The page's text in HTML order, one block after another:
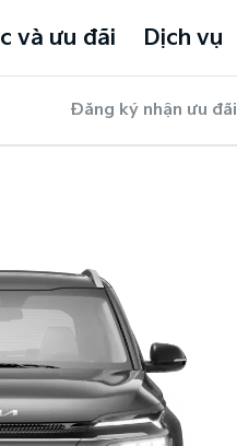
và ưu đãi Dịch vụ
Đăng ký nhận ưu đãi